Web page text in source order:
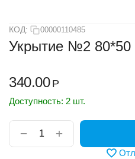
КОД: 00000110485
Укрытие №2 80*50
340.00 Р
Доступность: 2 шт.
+
−